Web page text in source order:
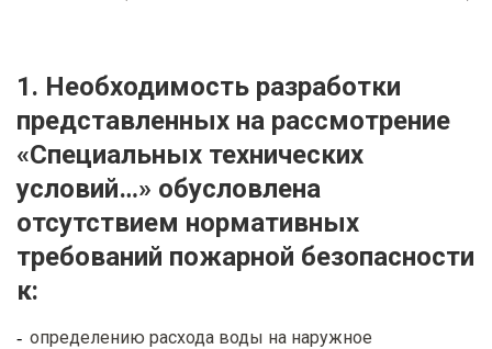
1. Необходимость разработки
представленных на рассмотрение
«Специальных технических
условий…» обусловлена
отсутствием нормативных
требований пожарной безопасности
к:
определению расхода воды на наружное